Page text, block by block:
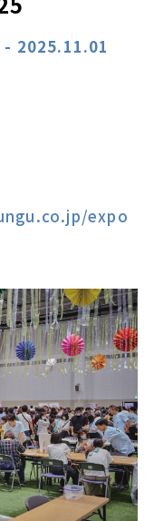
- 2025.11.01
expo